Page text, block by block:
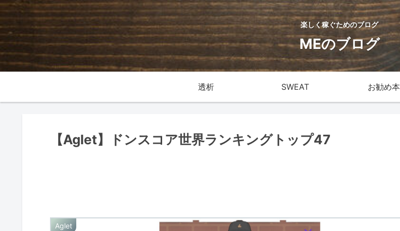
楽しく稼ぐためのブログ
MEのブログ
透析 SWEAT お勧め本
【Aglet】ドンスコア世界ランキングトップ47
Aglet